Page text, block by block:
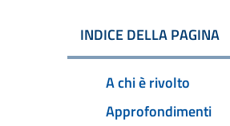
INDICE DELLA PAGINA
A chi è rivolto
Approfondimenti